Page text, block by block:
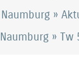
Naumburg »
Naumburg » Tw